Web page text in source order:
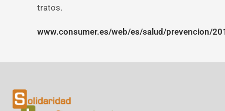
tratos.
www.consumer.es/web/es/salud/prevencion/